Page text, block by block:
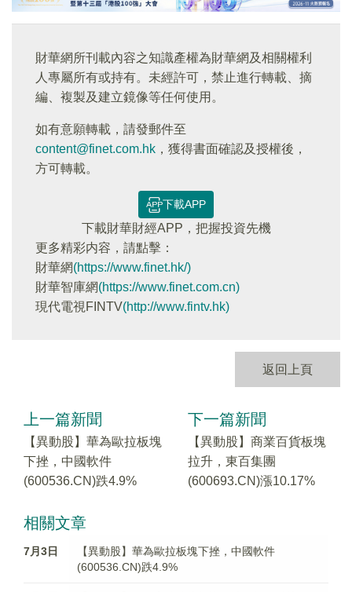
財華網所刊載內容之知識產權為財華網及相關權利
人專屬所有或持有。未經許可，禁止進行轉載、摘
編、複製及建立鏡像等任何使用。
如有意願轉載，請發郵件至
content@finet.com.hk ，獲得書面確認及授權後，
方可轉載。
下載APP
下載財華財經APP，把握投資先機
更多精彩内容，請點擊：
財華網(https://www.finet.hk/)
財華智庫網(https://www.finet.com.cn)
現代電視FINTV(http://www.fintv.hk)
返回上頁
上一篇新聞
【異動股】華為歐拉板塊
下挫，中國軟件
(600536.CN)跌4.9%
下一篇新聞
【異動股】商業百貨板塊
拉升，東百集團
(600693.CN)漲10.17%
相關文章
7月3日
【異動股】華為歐拉板塊下挫，中國軟件
(600536.CN)跌4.9%